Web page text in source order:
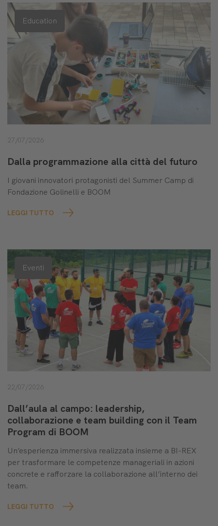
Education
27/07/2026
Dalla programmazione alla città del futuro
I giovani innovatori protagonisti del Summer Camp di
Fondazione Golinelli e BOOM
LEGGI TUTTO
Eventi
22/07/2026
Dall’aula al campo: leadership,
collaborazione e team building con il Team
Program di BOOM
Un’esperienza immersiva realizzata insieme a BI-REX
per trasformare le competenze manageriali in azioni
concrete e rafforzare la collaborazione all’interno dei
team.
LEGGI TUTTO